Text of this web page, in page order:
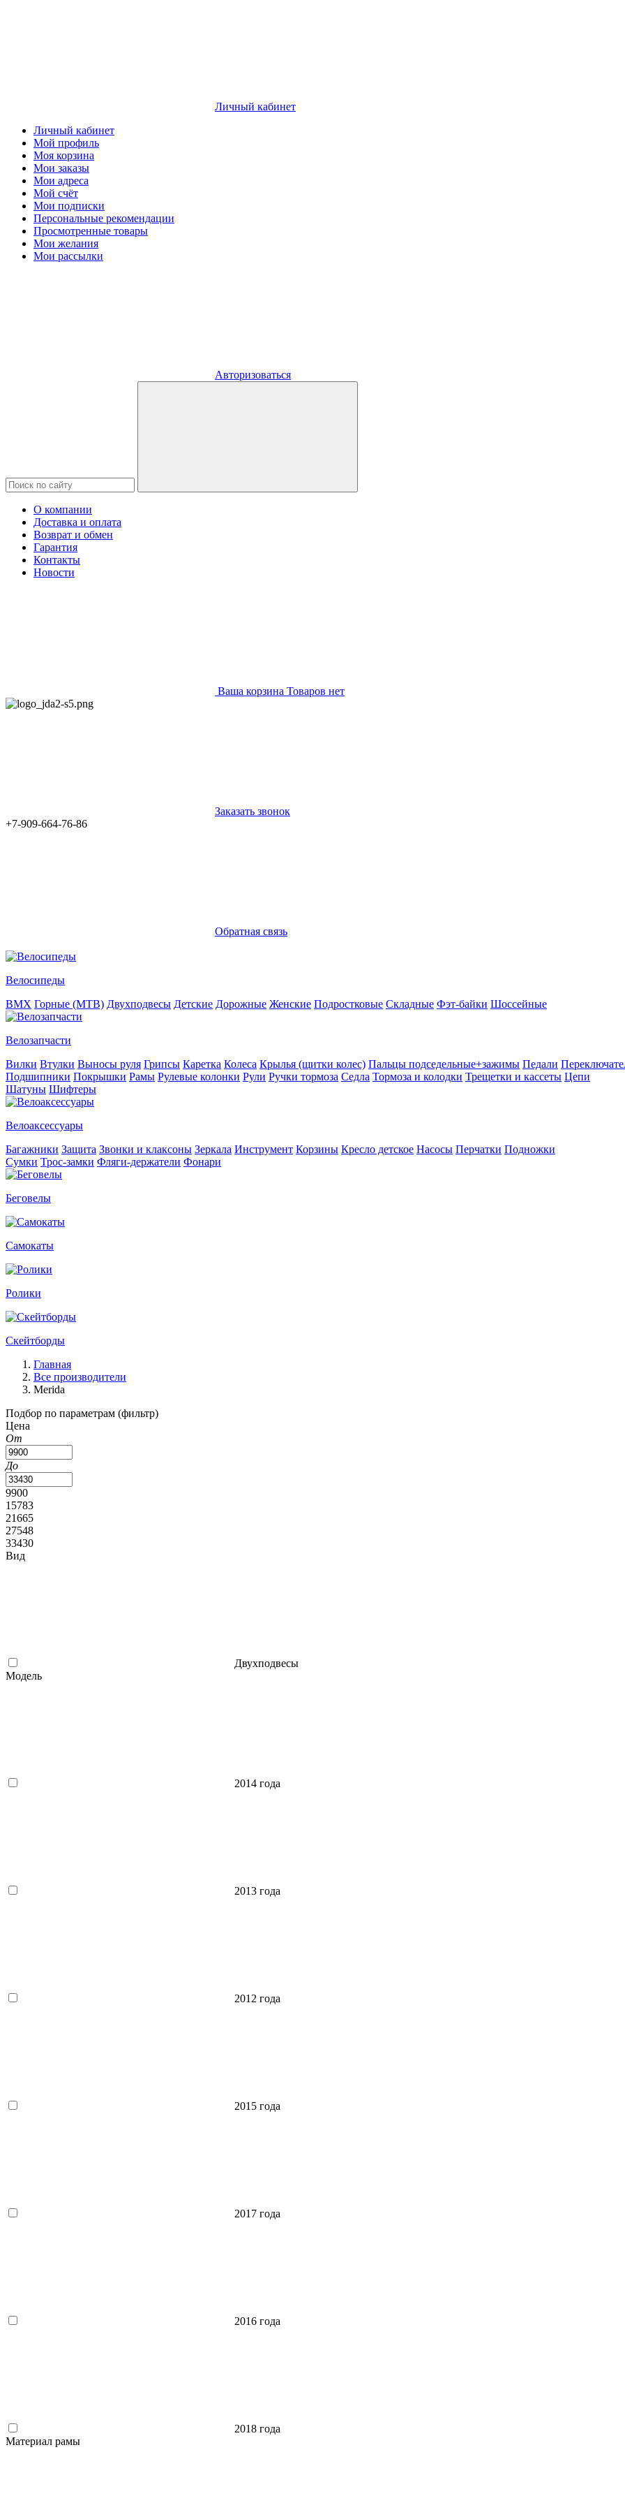
Личный кабинет
Личный кабинет
Мой профиль
Моя корзина
Мои заказы
Мои адреса
Мой счёт
Мои подписки
Персональные рекомендации
Просмотренные товары
Мои желания
Мои рассылки
Авторизоваться
О компании
Доставка и оплата
Возврат и обмен
Гарантия
Контакты
Новости
Ваша корзина Товаров нет
Заказать звонок
+7-909-664-76-86
Обратная связь
Велосипеды
BMX Горные (MTB) Двухподвесы Детские Дорожные Женские Подростковые Складные Фэт-байки Шоссейные
Велозапчасти
Вилки Втулки Выносы руля Грипсы Каретка Колеса Крылья (щитки колес) Пальцы подседельные+зажимы Педали
Подшипники Покрышки Рамы Рулевые колонки Рули Ручки тормоза Седла Тормоза и колодки Трещетки и кассеты Цепи
Шатуны Шифтеры
Велоаксессуары
Багажники Защита Звонки и клаксоны Зеркала Инструмент Корзины Кресло детское Насосы Перчатки Подножки
Сумки Трос-замки Фляги-держатели Фонари
Беговелы
Самокаты
Ролики
Скейтборды
Главная
Все производители
Merida
Подбор по параметрам (фильтр)
Цена
От
До
9900
15783
21665
27548
33430
Вид
Двухподвесы
Модель
2014 года
2013 года
2012 года
2015 года
2017 года
2016 года
2018 года
Материал рамы